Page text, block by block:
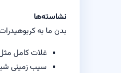
نشاسته‌ها
بدن ما به
غلات کامل مثل
سیب زمینی